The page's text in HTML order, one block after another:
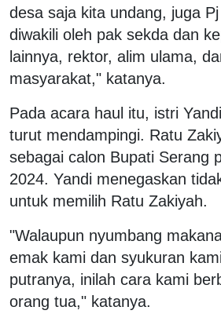
desa saja kita undang, juga
diwakili oleh pak sekda dan
lainnya, rektor, alim ulama,
masyarakat," katanya.
Pada acara haul itu, istri
turut mendampingi. Ratu
sebagai calon Bupati Serang
2024. Yandi menegaskan
untuk memilih Ratu Zakiyah.
"Walaupun nyumbang
emak kami dan syukuran
putranya, inilah cara kami
orang tua," katanya.